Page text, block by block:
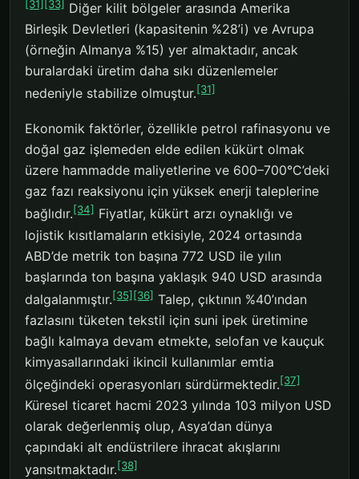
[31] [33] Diğer kilit bölgeler arasında Amerika
Birleşik Devletleri (kapasitenin %28’i) ve Avrupa
(örneğin Almanya %15) yer almaktadır, ancak
buralardaki üretim daha sıkı düzenlemeler
nedeniyle stabilize olmuştur.[31]
Ekonomik faktörler, özellikle petrol rafinasyonu ve
doğal gaz işlemeden elde edilen kükürt olmak
üzere hammadde maliyetlerine ve 600–700°C’deki
gaz fazı reaksiyonu için yüksek enerji taleplerine
bağlıdır.[34] Fiyatlar, kükürt arzı oynaklığı ve
lojistik kısıtlamaların etkisiyle, 2024 ortasında
ABD’de metrik ton başına 772 USD ile yılın
başlarında ton başına yaklaşık 940 USD arasında
dalgalanmıştır.[35] [36] Talep, çıktının %40’ından
fazlasını tüketen tekstil için suni ipek üretimine
bağlı kalmaya devam etmekte, selofan ve kauçuk
kimyasallarındaki ikincil kullanımlar emtia
ölçeğindeki operasyonları sürdürmektedir.[37]
Küresel ticaret hacmi 2023 yılında 103 milyon USD
olarak değerlenmiş olup, Asya’dan dünya
çapındaki alt endüstrilere ihracat akışlarını
yansıtmaktadır.[38]